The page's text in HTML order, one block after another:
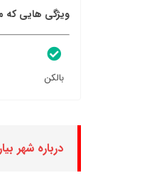
ویژگی هایی
بالکن
درباره شهر